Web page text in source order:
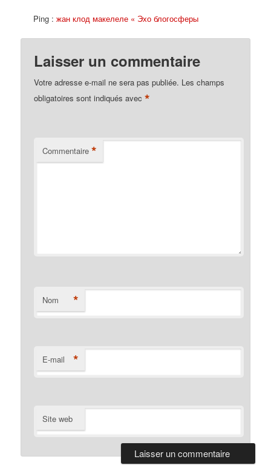
Ping :жан клод макелеле « Эхо блогосферы
Laisser un commentaire
Votre adresse e-mail ne sera pas publiée. Les champs
obligatoires sont indiqués avec*
Commentaire *
Nom *
E-mail *
Site web